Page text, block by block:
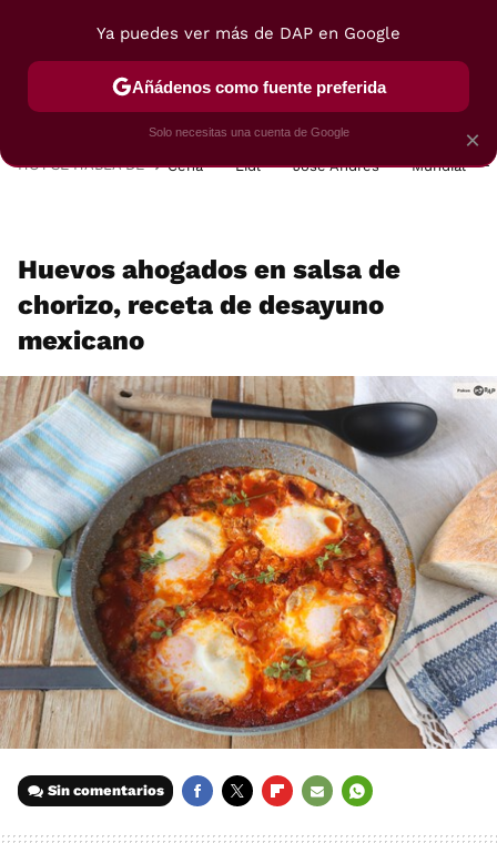
POSTRES VIAJES SELECCIÓN VEGUI
HOY SE HABLA DE Cena Lidl José Andrés Mundial
Huevos ahogados en salsa de
chorizo, receta de desayuno
mexicano
Sin comentarios
×
Ya puedes ver más de DAP en Google
Añádenos como fuente preferida
Solo necesitas una cuenta de Google